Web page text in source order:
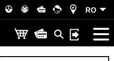
RO